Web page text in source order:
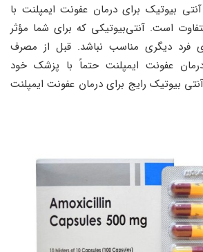
بیوتیک برای درمان عفونت ایمپلنت با
است. آنتی‌بیوتیکی که برای شما مؤثر
دیگری مناسب نباشد. قبل از مصرف
عفونت ایمپلنت حتماً با پزشک خود
بیوتیک رایج برای درمان عفونت ایمپلنت